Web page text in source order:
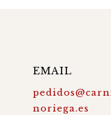
EMAIL
noriega.es